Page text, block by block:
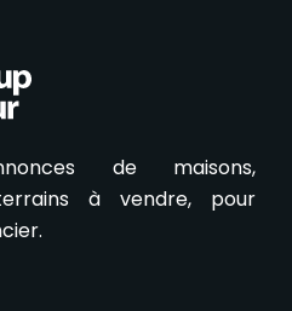
de maisons,
à vendre, pour